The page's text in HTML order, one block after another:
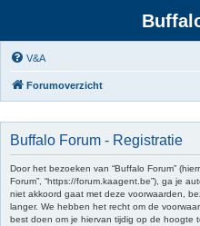
V&A
Forumoverzicht
Buffalo Forum - Registratie
Door het bezoeken van “Buffalo Forum”
Forum”, “https://forum.kaagent.be”), ga je
niet akkoord gaat met deze voorwaarden,
langer. We hebben het recht om de
best doen om je hiervan tijdig op de hoogte